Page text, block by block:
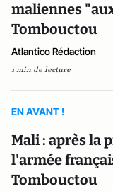
maliennes
Tombouctou
Atlantico Rédaction
1 min de lecture
EN AVANT !
Mali : après la
l'armée
Tombouctou